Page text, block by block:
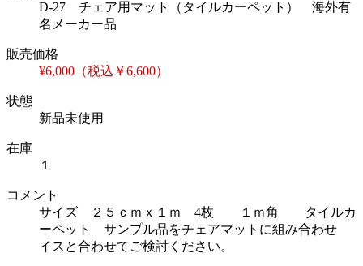
D-27 チェア用マット（タイルカーペット） 海外有
名メーカー品
販売価格
¥6,000（税込￥6,600）
状態
新品未使用
在庫
１
コメント
サイズ ２５ｃｍｘ１ｍ 4枚 １ｍ角 タイルカ
ーペット サンプル品をチェアマットに組み合わせ
イスと合わせてご検討ください。